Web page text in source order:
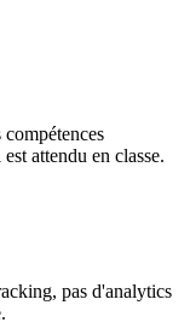
attendu en classe.
pas d'analytics